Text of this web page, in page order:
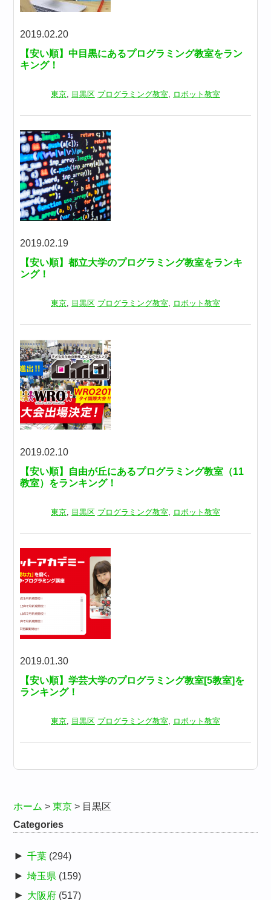
2019.02.20
【安い順】中目黒にあるプログラミング教室をラン
キング！
東京, 目黒区 プログラミング教室, ロボット教室
2019.02.19
【安い順】都立大学のプログラミング教室をランキ
ング！
東京, 目黒区 プログラミング教室, ロボット教室
2019.02.10
【安い順】自由が丘にあるプログラミング教室（11
教室）をランキング！
東京, 目黒区 プログラミング教室, ロボット教室
2019.01.30
【安い順】学芸大学のプログラミング教室[5教室]を
ランキング！
東京, 目黒区 プログラミング教室, ロボット教室
ホーム >東京 > 目黒区
Categories
► 千葉 (294)
► 埼玉県 (159)
► 大阪府 (517)